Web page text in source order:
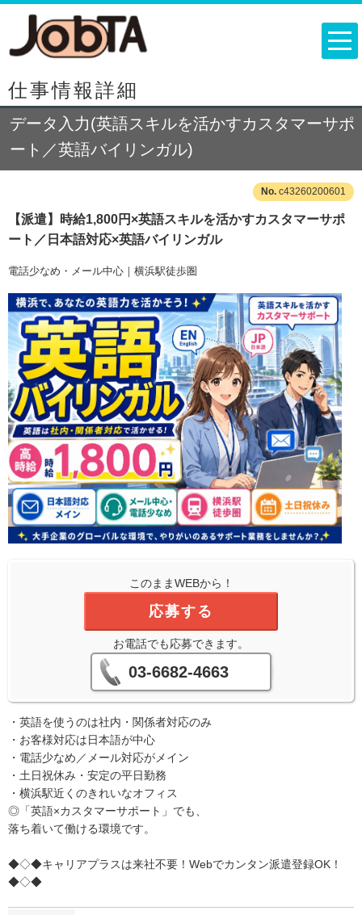
仕事情報詳細
データ入力(英語スキルを活かすカスタマーサポ
ート／英語バイリンガル)
c43260200601
【派遣】時給1,800円×英語スキルを活かすカスタマーサポ
ート／日本語対応×英語バイリンガル
電話少なめ・メール中心｜横浜駅徒歩圏
このままWEBから！
応募する
お電話でも応募できます。
03-6682-4663
・英語を使うのは社内・関係者対応のみ
・お客様対応は日本語が中心
・電話少なめ／メール対応がメイン
・土日祝休み・安定の平日勤務
・横浜駅近くのきれいなオフィス
◎「英語×カスタマーサポート」でも、
落ち着いて働ける環境です。
◆◇◆キャリアプラスは来社不要！Webでカンタン派遣登録OK！
◆◇◆